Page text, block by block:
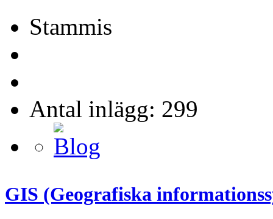
Stammis
Antal inlägg: 299
GIS (Geografiska